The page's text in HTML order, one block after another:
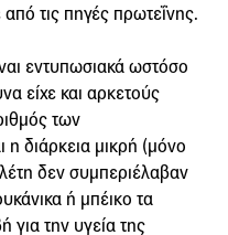
τις πηγές πρωτεΐνης.
εντυπωσιακά ωστόσο
είχε και αρκετούς
των
η διάρκεια μικρή (μόνο
δεν συμπεριέλαβαν
ή μπέικο τα
για την υγεία της